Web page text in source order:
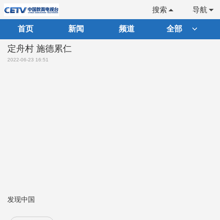
导航
搜索
首页 新闻 频道 全部
定舟村 施德累仁
2022-06-23 16:51
发现中国